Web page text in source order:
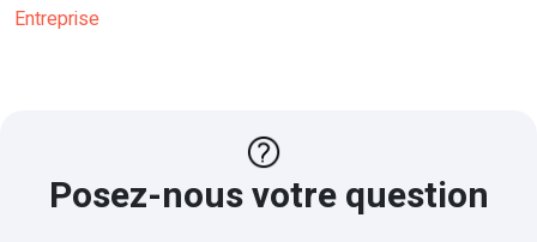
Entreprise
Posez-nous votre question